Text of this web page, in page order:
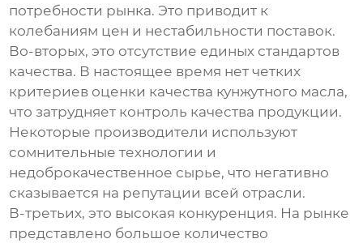
потребности рынка. Это приводит к
колебаниям цен и нестабильности поставок.
Во-вторых, это отсутствие единых стандартов
качества. В настоящее время нет четких
критериев оценки качества кунжутного масла,
что затрудняет контроль качества продукции.
Некоторые производители используют
сомнительные технологии и
недоброкачественное сырье, что негативно
сказывается на репутации всей отрасли.
В-третьих, это высокая конкуренция. На рынке
представлено большое количество